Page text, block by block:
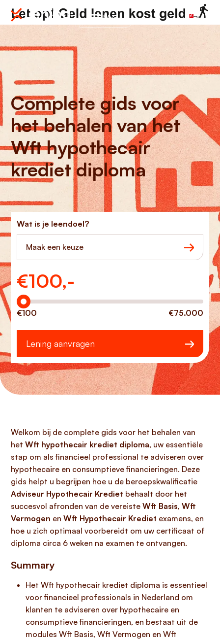
Menu
Complete gids voor
het behalen van het
Wft hypothecair
krediet diploma
Wat is je leendoel?
Maak een keuze
€100,-
Hoeveel wilt u lenen?
€100 €75.000
Lening aanvragen
Welkom bij de complete gids voor het behalen van
het Wft hypothecair krediet diploma, uw essentiële
stap om als financieel professional te adviseren over
hypothecaire en consumptieve financieringen. Deze
gids helpt u begrijpen hoe u de beroepskwalificatie
Adviseur Hypothecair Krediet behaalt door het
succesvol afronden van de vereiste Wft Basis, Wft
Vermogen en Wft Hypothecair Krediet examens, en
hoe u zich optimaal voorbereidt om uw certificaat of
diploma circa 6 weken na examen te ontvangen.
Summary
Het Wft hypothecair krediet diploma is essentieel
voor financieel professionals in Nederland om
klanten te adviseren over hypothecaire en
consumptieve financieringen, en bestaat uit de
modules Wft Basis, Wft Vermogen en Wft